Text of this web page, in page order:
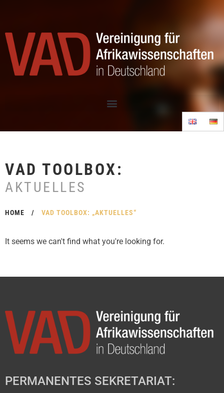
VAD TOOLBOX:
AKTUELLES
HOME / VAD TOOLBOX: „AKTUELLES“
It seems we can't find what you're looking for.
PERMANENTES SEKRETARIAT: